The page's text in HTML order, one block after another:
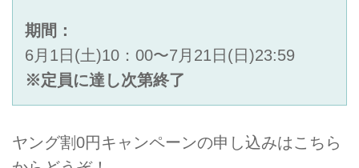
期間：
6月1日(土)10：00〜7月21日(日)23:59
※定員に達し次第終了
ヤング割0円キャンペーンの申し込みはこちら